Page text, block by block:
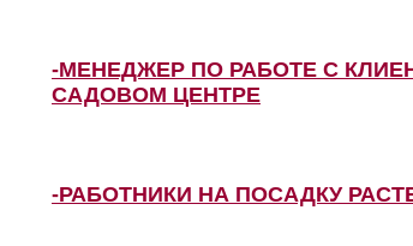
-МЕНЕДЖЕР ПО РАБОТЕ С
САДОВОМ ЦЕНТРЕ
-РАБОТНИКИ НА ПОСАДКУ